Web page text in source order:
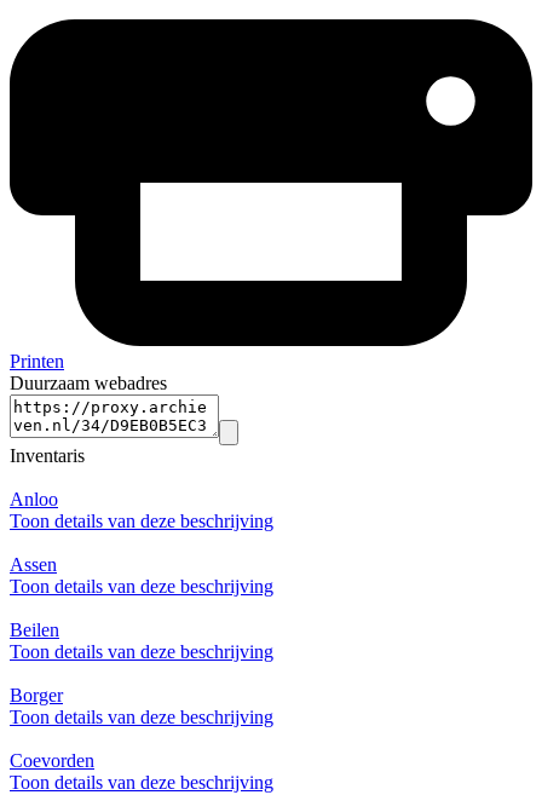
Printen
Duurzaam webadres
Inventaris
Anloo
Toon details van deze beschrijving
Assen
Toon details van deze beschrijving
Beilen
Toon details van deze beschrijving
Borger
Toon details van deze beschrijving
Coevorden
Toon details van deze beschrijving